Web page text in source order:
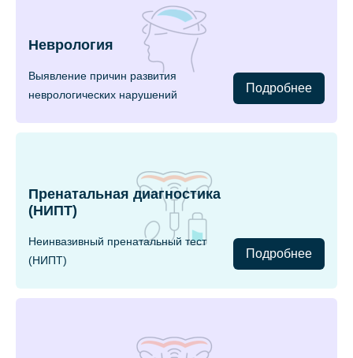
Неврология
Выявление причин развития
неврологических нарушений
Подробнее
Пренатальная диагностика
(НИПТ)
Неинвазивный пренатальный тест
(НИПТ)
Подробнее